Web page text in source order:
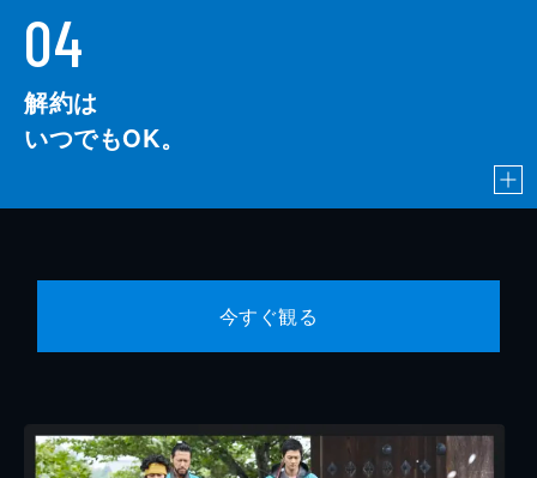
04
解約は
いつでもOK。
今すぐ観る